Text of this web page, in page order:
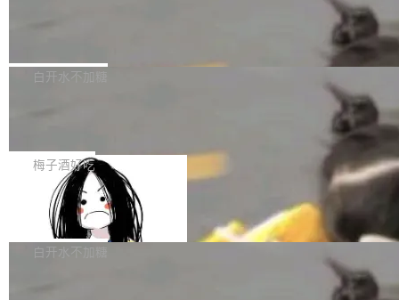
获配9...
题，该问题可能导致在旧版 Linux 内核...
P）！这一里程碑不仅标志着 Fluss 迈入新的发
长期停止内容更新，未能实现其作为“AI版维基百
提交的编辑请求也长期处于待处理状态。 Groki
pedia 于去年底上线，定位为由人工智能生成内
容的百科平台，被马斯克视为传统众包百科网站
维基百科的替代方案。Lawfare 调查发现，无论
热门页面还是低关注度页面，均未出现近期更
白开水不加糖
是这样的：配 MessageSource 的 Bean、写 R
eloadableResourceBundleMessageSource、
声明 LocaleResolver、注册 LocaleChangeInt
erceptor…五六步之后才能看到第一行翻译文
本。 Solon 换了个方式。整个 i18n 模块围绕三
梅子酒好吃
Apache Doris 4.1 全面增强 Iceberg：
支持 UPDATE、MERGE INTO 与 Iceb
erg V3
Apache Doris 4.1 要补齐的，正是缺失的那一
半。在已有查询能力的基础上，Doris 进一步支
白开水不加糖